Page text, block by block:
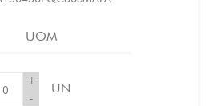
UOM
+
-
UN